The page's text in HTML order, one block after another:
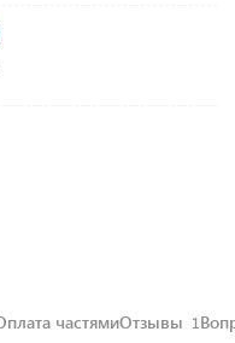
частямиОтзывы 1